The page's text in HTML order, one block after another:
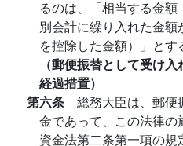
るのは、「相当する金
別会計に繰り入れた金
を控除した金額）」とす
（郵便振替として受け
経過措置）
第六条 総務大臣は、郵便
金であって、この法律
資金法第二条第一項の